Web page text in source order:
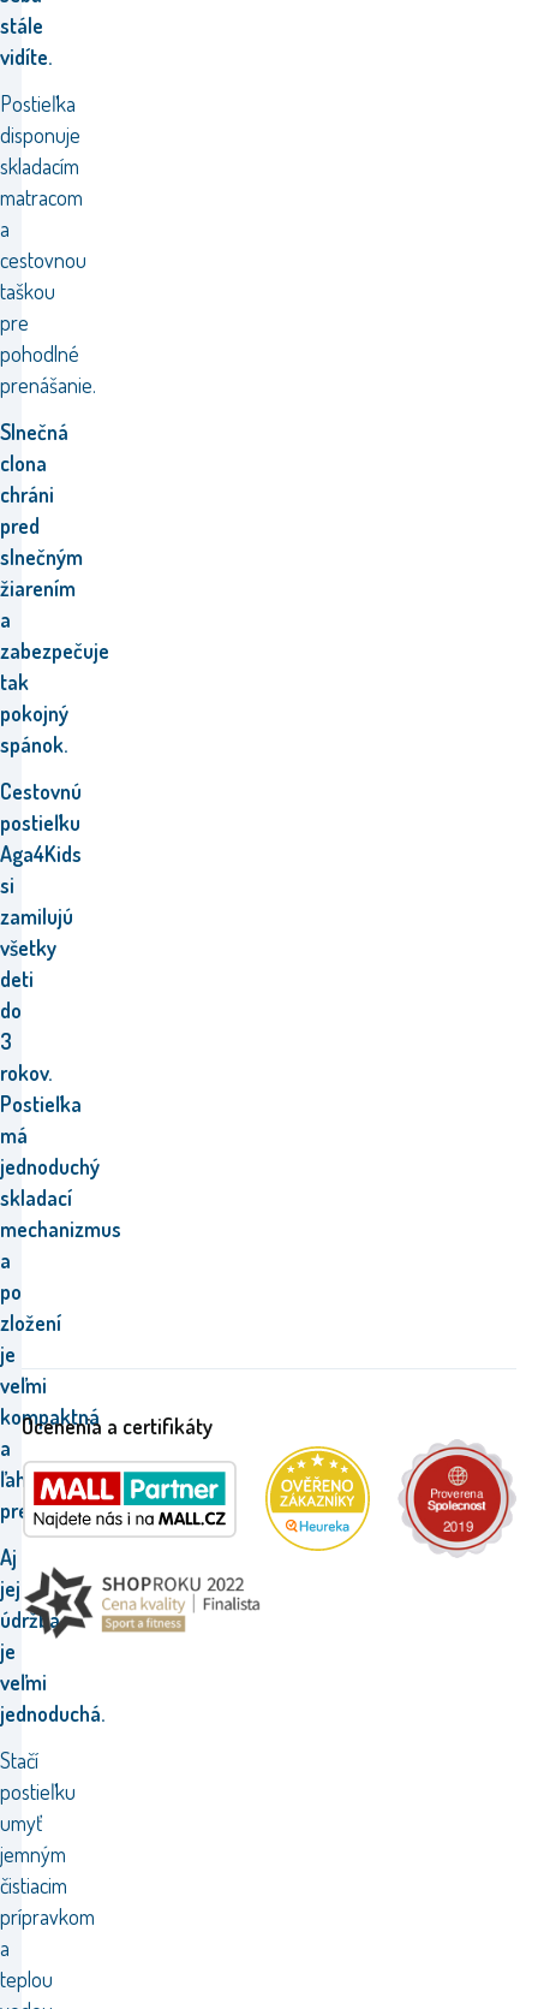
stále
vidíte.
Postieľka
disponuje
skladacím
matracom
a
cestovnou
taškou
pre
pohodlné
prenášanie.
Slnečná
clona
chráni
pred
slnečným
žiarením
a
zabezpečuje
tak
pokojný
spánok.
Cestovnú
postieľku
Aga4Kids
si
zamilujú
všetky
deti
do
3
rokov.
Postieľka
má
jednoduchý
skladací
mechanizmus
a
po
zložení
je
veľmi
kompaktná
a
ľahko
prenosná.
Aj
jej
údržba
je
veľmi
jednoduchá.
Stačí
postieľku
umyť
jemným
čistiacim
prípravkom
a
teplou
Ocenenia a certifikáty